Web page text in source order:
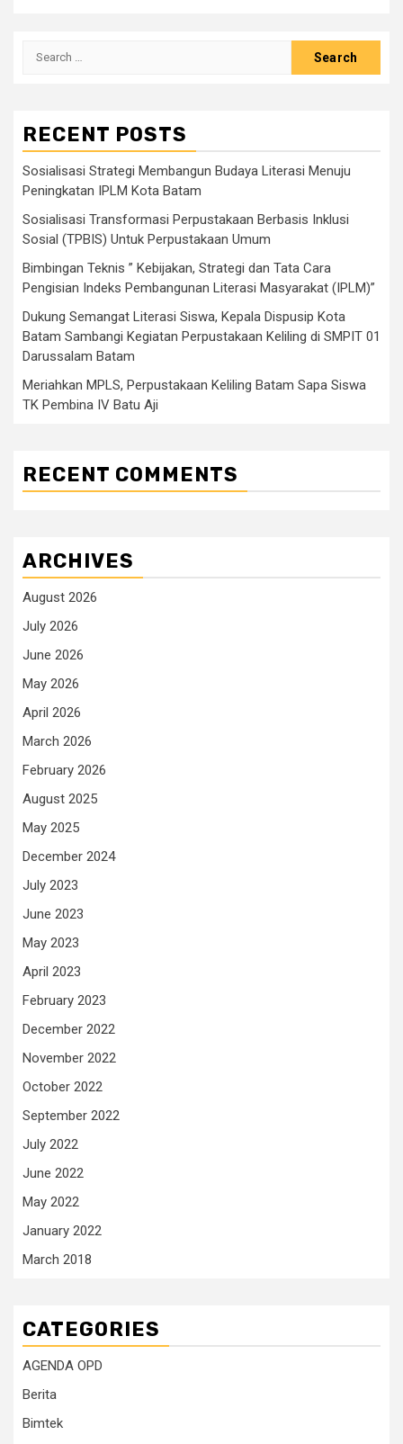
Search
RECENT POSTS
Sosialisasi Strategi Membangun Budaya Literasi Menuju
Peningkatan IPLM Kota Batam
Sosialisasi Transformasi Perpustakaan Berbasis Inklusi
Sosial (TPBIS) Untuk Perpustakaan Umum
Bimbingan Teknis ” Kebijakan, Strategi dan Tata Cara
Pengisian Indeks Pembangunan Literasi Masyarakat (IPLM)”
Dukung Semangat Literasi Siswa, Kepala Dispusip Kota
Batam Sambangi Kegiatan Perpustakaan Keliling di SMPIT 01
Darussalam Batam
Meriahkan MPLS, Perpustakaan Keliling Batam Sapa Siswa
TK Pembina IV Batu Aji
RECENT COMMENTS
ARCHIVES
August 2026
July 2026
June 2026
May 2026
April 2026
March 2026
February 2026
August 2025
May 2025
December 2024
July 2023
June 2023
May 2023
April 2023
February 2023
December 2022
November 2022
October 2022
September 2022
July 2022
June 2022
May 2022
January 2022
March 2018
CATEGORIES
AGENDA OPD
Berita
Bimtek